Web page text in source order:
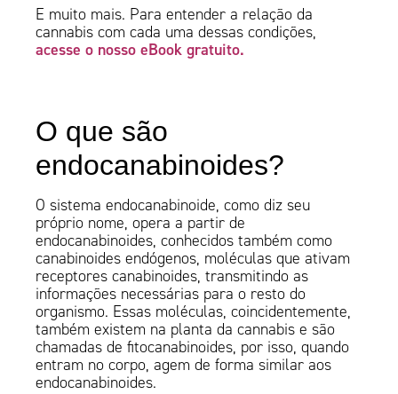
E muito mais. Para entender a relação da
cannabis com cada uma dessas condições,
acesse o nosso eBook gratuito.
O que são
endocanabinoides?
O sistema endocanabinoide, como diz seu
próprio nome, opera a partir de
endocanabinoides, conhecidos também como
canabinoides endógenos, moléculas que ativam
receptores canabinoides, transmitindo as
informações necessárias para o resto do
organismo. Essas moléculas, coincidentemente,
também existem na planta da cannabis e são
chamadas de fitocanabinoides, por isso, quando
entram no corpo, agem de forma similar aos
endocanabinoides.